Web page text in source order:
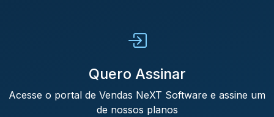
Quero Assinar
Acesse o portal de Vendas NeXT Software e assine um
de nossos planos